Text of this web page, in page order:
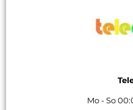
Mo - So